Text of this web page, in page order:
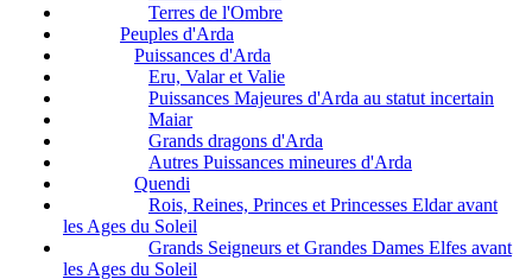
Terres de l'Ombre
Peuples d'Arda
Puissances d'Arda
Eru, Valar et Valie
Puissances Majeures d'Arda au statut incertain
Maiar
Grands dragons d'Arda
Autres Puissances mineures d'Arda
Quendi
Rois, Reines, Princes et Princesses Eldar avant
les Ages du Soleil
Grands Seigneurs et Grandes Dames Elfes avant
les Ages du Soleil